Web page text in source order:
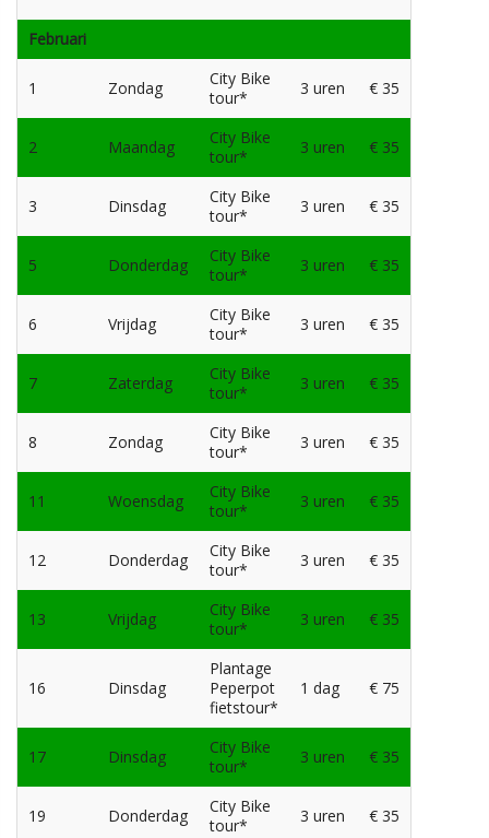
Februari
1 Zondag
City Bike
tour*
3 uren € 35
2 Maandag
City Bike
tour*
3 uren € 35
3 Dinsdag
City Bike
tour*
3 uren € 35
5 Donderdag
City Bike
tour*
3 uren € 35
6 Vrijdag
City Bike
tour*
3 uren € 35
7 Zaterdag
City Bike
tour*
3 uren € 35
8 Zondag
City Bike
tour*
3 uren € 35
11 Woensdag
City Bike
tour*
3 uren € 35
12 Donderdag
City Bike
tour*
3 uren € 35
13 Vrijdag
City Bike
tour*
3 uren € 35
16 Dinsdag
Plantage
Peperpot
fietstour*
1 dag € 75
17 Dinsdag
City Bike
tour*
3 uren € 35
19 Donderdag
City Bike
tour*
3 uren € 35